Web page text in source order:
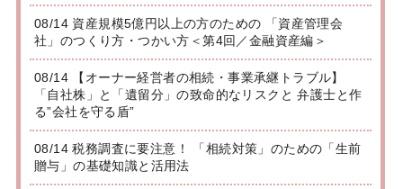
08/14 資産規模5億円以上の方のための 「資産管理会
社」のつくり方・つかい方＜第4回／金融資産編＞
08/14 【オーナー経営者の相続・事業承継トラブル】
「自社株」と「遺留分」の致命的なリスクと 弁護士と作
る”会社を守る盾”
08/14 税務調査に要注意！ 「相続対策」のための「生前
贈与」の基礎知識と活用法